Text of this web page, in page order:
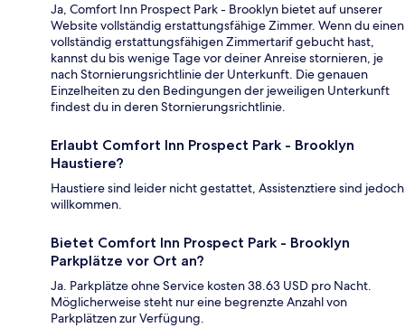
Ja, Comfort Inn Prospect Park - Brooklyn bietet auf unserer
Website vollständig erstattungsfähige Zimmer. Wenn du einen
vollständig erstattungsfähigen Zimmertarif gebucht hast,
kannst du bis wenige Tage vor deiner Anreise stornieren, je
nach Stornierungsrichtlinie der Unterkunft. Die genauen
Einzelheiten zu den Bedingungen der jeweiligen Unterkunft
findest du in deren Stornierungsrichtlinie.
Erlaubt Comfort Inn Prospect Park - Brooklyn
Haustiere?
Haustiere sind leider nicht gestattet, Assistenztiere sind jedoch
willkommen.
Bietet Comfort Inn Prospect Park - Brooklyn
Parkplätze vor Ort an?
Ja. Parkplätze ohne Service kosten 38.63 USD pro Nacht.
Möglicherweise steht nur eine begrenzte Anzahl von
Parkplätzen zur Verfügung.